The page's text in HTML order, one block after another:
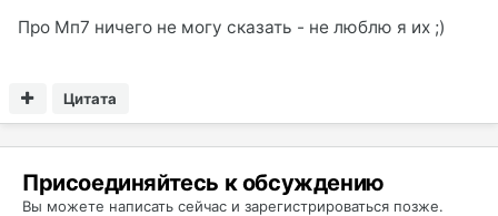
Про Мп7 ничего не могу сказать - не люблю я их ;)
Цитата
Присоединяйтесь к обсуждению
Вы можете написать сейчас и зарегистрироваться позже.